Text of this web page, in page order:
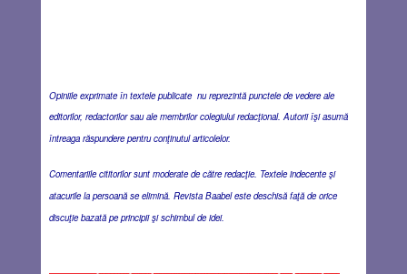
Opiniile exprimate în textele publicate nu reprezintă punctele de vedere ale
editorilor, redactorilor sau ale membrilor colegiului redacţional. Autorii îşi asumă
întreaga răspundere pentru conţinutul articolelor.
Comentariile cititorilor sunt moderate de către redacţie. Textele indecente şi
atacurile la persoană se elimină. Revista Baabel este deschisă faţă de orice
discuţie bazată pe principii şi schimbul de idei.